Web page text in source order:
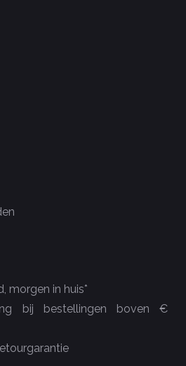
morgen in huis*
bij bestellingen boven €